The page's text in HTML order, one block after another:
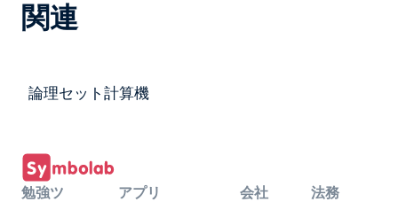
関連
論理セット計算機
勉強ツ
アプリ
会社
法務